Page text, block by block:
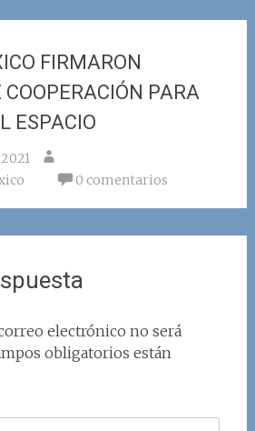
FIRMARON
COOPERACIÓN PARA
ESPACIO
0 comentarios
electrónico no será
obligatorios están